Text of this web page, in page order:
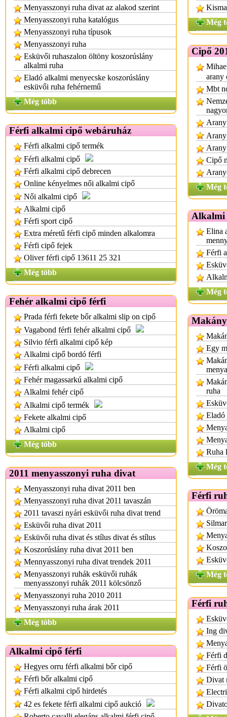
Menyasszonyi ruha divat az alakod szerint
Menyasszonyi ruha katalógus
Menyasszonyi ruha típusok
Menyasszonyi ruha
Esküvői ruhaszalon öltöny koszorúslány
alkalmi ruha
Eladó alkalmi menyecske koszorúslány
esküvői ruha fehérnemű
Még több
Férfi alkalmi cipő webáruház
Férfi alkalmi cipő termék
Férfi alkalmi cipő
Férfi alkalmi cipő debrecen
Online kényelmes női alkalmi cipő
Női alkalmi cipő
Alkalmi cipő
Férfi sport cipő
Extra méretű férfi cipő minden alkalomra
Férfi cipő fejek
Oliver férfi cipő 13611 25 321
Még több
Fehér alkalmi cipő férfi
Prada férfi fekete bőr alkalmi slip on cipő
Vagabond férfi fehér alkalmi cipő
Silvio férfi alkalmi cipő kép
Alkalmi cipő bordó férfi
Férfi alkalmi cipő
Fehér magassarkú alkalmi cipő
Alkalmi fehér cipő
Alkalmi cipő termék
Fekete alkalmi cipő
Alkalmi cipő
Még több
2011 menyasszonyi ruha divat
Menyasszonyi ruha divat 2011 ben
Menyasszonyi ruha divat 2011 tavaszán
2011 tavaszi nyári esküvői ruha divat trend
Esküvői ruha divat 2011
Esküvői ruha divat és stílus divat és stílus
Koszorúslány ruha divat 2011 ben
Mennyasszonyi ruha divat trendek 2011
Menyasszonyi ruhák esküvői ruhák
menyasszonyi ruhák 2011 kölcsönző
Menyasszonyi ruha 2010 2011
Menyasszonyi ruha árak 2011
Még több
Alkalmi cipő férfi
Hegyes orru férfi alkalmi bőr cipő
Férfi bőr alkalmi cipő
Férfi alkalmi cipő hirdetés
42 es fekete férfi alkalmi cipő aukció
Még
Cipő
arany
Mbt
Cipő
Még
Alkalmi
Elina
Férfi
Még
Egy
ruha
Eladó
Ruha
Még
Férfi
Még
Férfi
Ing
Férfi
Férfi
Divat